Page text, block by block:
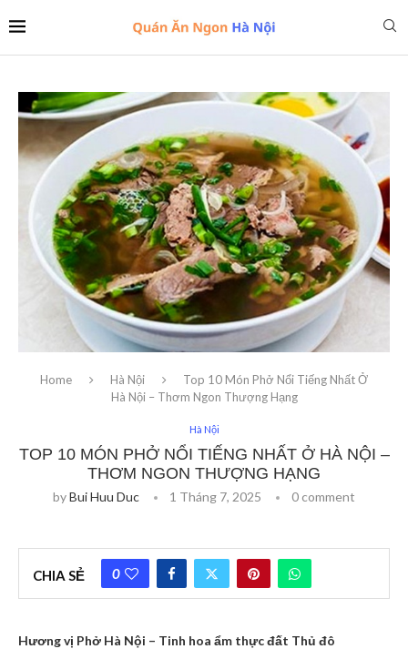
Home Hà Nội
Top 10 Món Phở Nổi Tiếng Nhất Ở
Hà Nội – Thơm Ngon Thượng Hạng
Hà Nội
TOP 10 MÓN PHỞ NỔI TIẾNG NHẤT Ở HÀ NỘI –
THƠM NGON THƯỢNG HẠNG
byBui Huu Duc 1 Tháng 7, 2025 0 comment
CHIA SẺ 0
Hương vị Phở Hà Nội – Tinh hoa ẩm thực đất Thủ đô